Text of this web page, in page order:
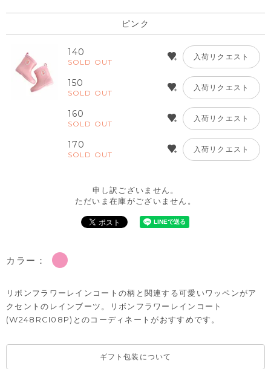
ピンク
140
SOLD OUT
入荷リクエスト
150
SOLD OUT
入荷リクエスト
160
SOLD OUT
入荷リクエスト
170
SOLD OUT
入荷リクエスト
申し訳ございません。
ただいま在庫がございません。
カラー：
リボンフラワーレインコートの柄と関連する可愛いワッペンがア
クセントのレインブーツ。リボンフラワーレインコート
(W248RCI08P)とのコーディネートがおすすめです。
ギフト包装について